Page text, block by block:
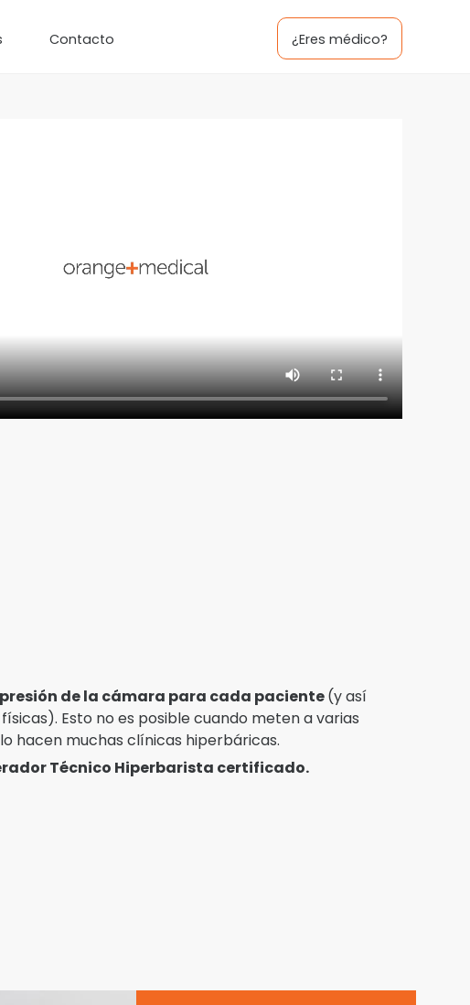
Contacto ¿Eres médico?
de la cámara para cada paciente(y así
Esto no es posible cuando meten a varias
hacen muchas clínicas hiperbáricas.
Técnico Hiperbarista certificado.